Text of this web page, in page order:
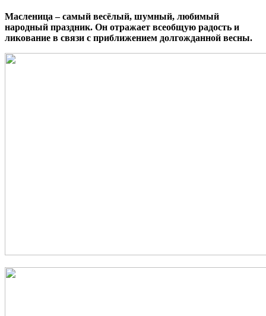
Масленица – самый весёлый, шумный, любимый
народный праздник. Он отражает всеобщую радость и
ликование в связи с приближением долгожданной весны.